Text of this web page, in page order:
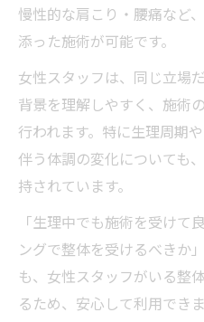
女性スタッフが行
ト
桑名で話題の整体
整体で肩こり腰痛
整体を活用した日
美容と健康を叶える
整体で美容と健康
女性スタッフによ
理由
整体施術で姿勢改
実現
慢性的な肩こり・腰痛など
添った施術が可能です。
女性スタッフは、同じ立場
背景を理解しやすく、施術
行われます。特に生理周期
伴う体調の変化についても
持されています。
「生理中でも施術を受けて
ングで整体を受けるべきか
も、女性スタッフがいる整
るため、安心して利用できま